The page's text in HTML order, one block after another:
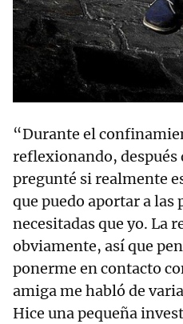
“Durante el
reflexionando, después
pregunté si realmente
que puedo aportar a las
necesitadas que yo. La
obviamente, así que
ponerme en contacto
amiga me habló de
Hice una pequeña